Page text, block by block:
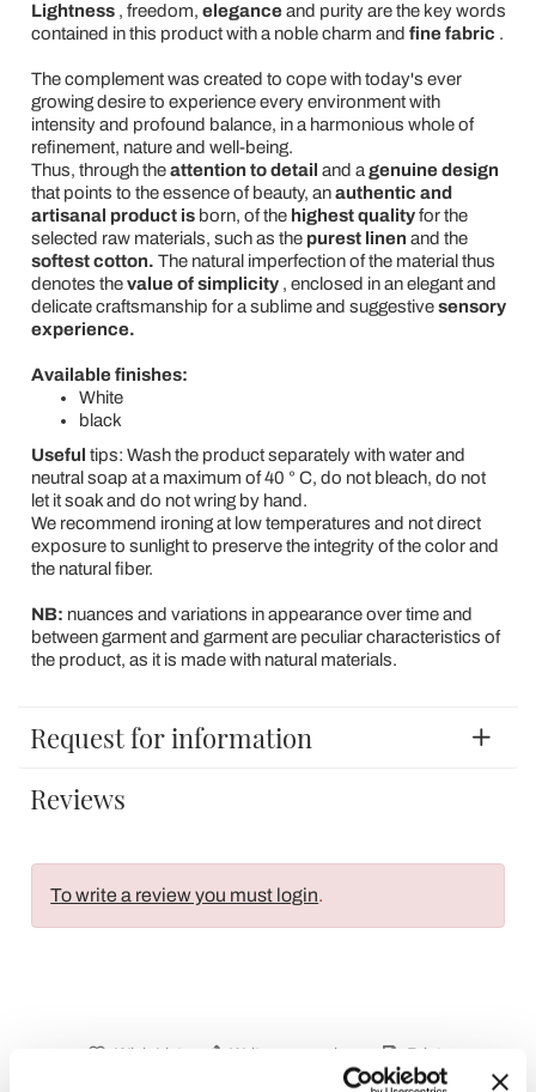
Lightness, freedom, eleganceand purity are the key words
contained in this product with a noble charm and fine fabric .
The complement was created to cope with today's ever
growing desire to experience every environment with
intensity and profound balance, in a harmonious whole of
refinement, nature and well-being.
Thus, through theattention to detail and a genuine design
that points to the essence of beauty, anauthentic and
artisanal product isborn, of the highest qualityfor the
selected raw materials, such as the purest linen and the
softest cotton. The natural imperfection of the material thus
denotes thevalue of simplicity, enclosed in an elegant and
delicate craftsmanship for a sublime and suggestivesensory
experience.
Available finishes:
White
black
Useful tips: Wash the product separately with water and
neutral soap at a maximum of 40 ° C, do not bleach, do not
let it soak and do not wring by hand.
We recommend ironing at low temperatures and not direct
exposure to sunlight to preserve the integrity of the color and
the natural fiber.
NB: nuances and variations in appearance over time and
between garment and garment are peculiar characteristics of
the product, as it is made with natural materials.
Request for information
Reviews
To write a review you must login.
Wish List Write your review Print